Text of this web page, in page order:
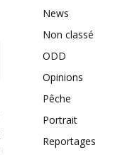
News
Non classé
ODD
Opinions
Pêche
Portrait
Reportages